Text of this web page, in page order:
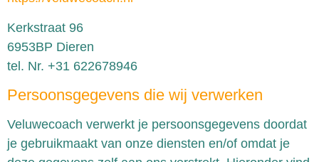
Kerkstraat 96
6953BP Dieren
tel. Nr. +31 622678946
Persoonsgegevens die wij verwerken
Veluwecoach verwerkt je persoonsgegevens doordat
je gebruikmaakt van onze diensten en/of omdat je